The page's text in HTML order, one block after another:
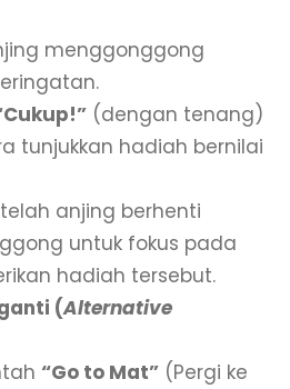
menggonggong
(dengan tenang)
tunjukkan hadiah bernilai
anjing berhenti
untuk fokus pada
hadiah tersebut.
(Alternative
“Go to Mat” (Pergi ke